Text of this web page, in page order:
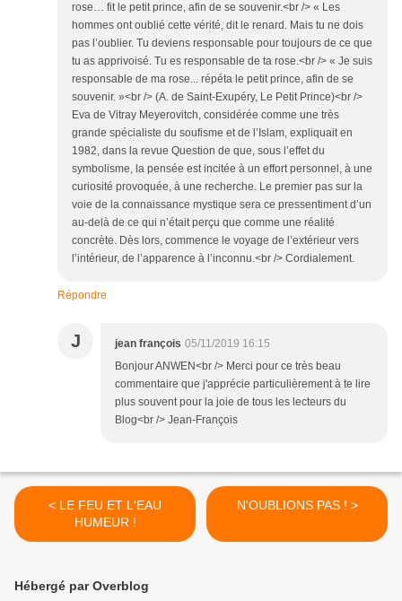
rose… fit le petit prince, afin de se souvenir.<br /> « Les
hommes ont oublié cette vérité, dit le renard. Mais tu ne dois
pas l’oublier. Tu deviens responsable pour toujours de ce que
tu as apprivoisé. Tu es responsable de ta rose.<br /> « Je suis
responsable de ma rose... répéta le petit prince, afin de se
souvenir. »<br /> (A. de Saint-Exupéry, Le Petit Prince)<br />
Eva de Vitray Meyerovitch, considérée comme une très
grande spécialiste du soufisme et de l’Islam, expliquait en
1982, dans la revue Question de que, sous l’effet du
symbolisme, la pensée est incitée à un effort personnel, à une
curiosité provoquée, à une recherche. Le premier pas sur la
voie de la connaissance mystique sera ce pressentiment d’un
au-delà de ce qui n’était perçu que comme une réalité
concrète. Dès lors, commence le voyage de l’extérieur vers
l’intérieur, de l’apparence à l’inconnu.<br /> Cordialement.
Répondre
J jean françois 05/11/2019 16:15
Bonjour ANWEN<br /> Merci pour ce très beau
commentaire que j'apprécie particulièrement à te lire
plus souvent pour la joie de tous les lecteurs du
Blog<br /> Jean-François
< LE FEU ET L'EAU
HUMEUR !
N'OUBLIONS PAS ! >
Hébergé par Overblog